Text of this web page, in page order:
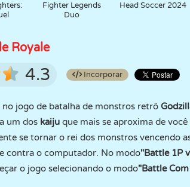
Fighter Legends
Duo
Head Soccer 2024
Royale
4.3 Incorporar
jogo de batalha de monstros retrô
um dos kaiju que mais se aproxima de
se tornar o rei dos monstros vencendo
contra o computador. No modo"Battle 1P
o jogo selecionando o modo"Battle